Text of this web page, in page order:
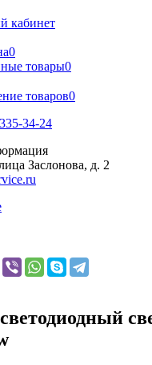
кабинет
0
товары0
товаров0
34-24
Заслонова, д. 2